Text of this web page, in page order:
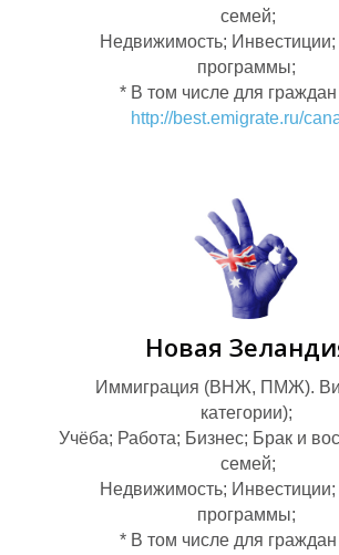
семей;
Недвижимость; Инвестиции;
программы;
* В том числе для
http://best.emigrate.ru/
Новая
Иммиграция (ВНЖ, ПМЖ).
категории);
Учёба; Работа; Бизнес; Брак и
семей;
Недвижимость; Инвестиции;
программы;
* В том числе для